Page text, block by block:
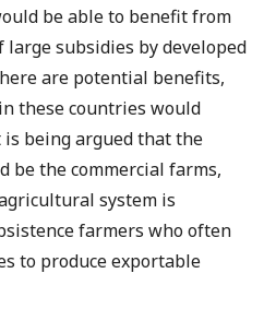
be able to benefit from
subsidies by developed
are potential benefits,
these countries would
being argued that the
be the commercial farms,
system is
farmers who often
to produce exportable